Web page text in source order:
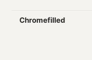
Chromefilled